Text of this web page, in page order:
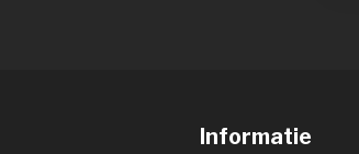
Informatie